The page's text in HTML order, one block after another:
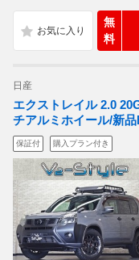
無
料
日産
エクストレイル 2.0
チアルミホイール/新
保証付 購入プラン付き